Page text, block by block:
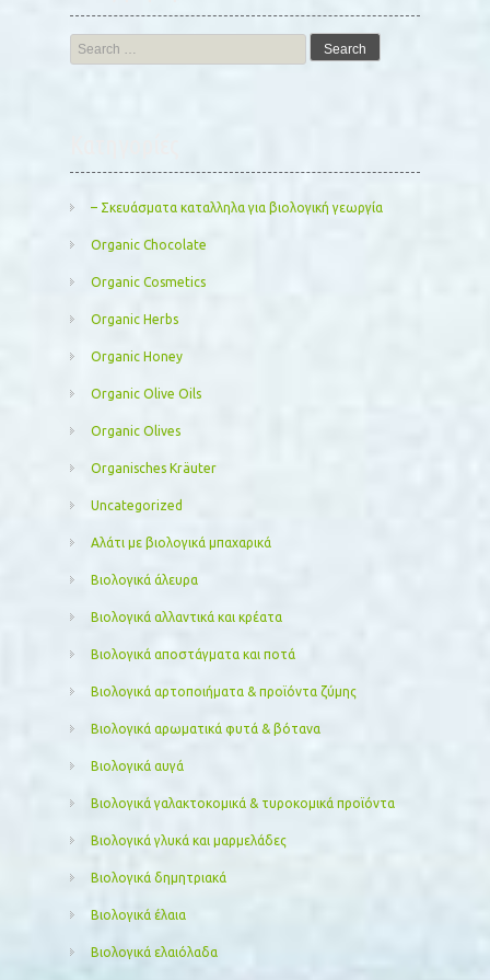
Search
for:
– Σκευάσματα καταλληλα για βιολογική γεωργία
Organic Chocolate
Organic Cosmetics
Organic Herbs
Organic Honey
Organic Olive Oils
Organic Olives
Organisches Kräuter
Uncategorized
Αλάτι με βιολογικά μπαχαρικά
Βιολογικά άλευρα
Βιολογικά αλλαντικά και κρέατα
Βιολογικά αποστάγματα και ποτά
Βιολογικά αρτοποιήματα & προϊόντα ζύμης
Βιολογικά αρωματικά φυτά & βότανα
Βιολογικά αυγά
Βιολογικά γαλακτοκομικά & τυροκομικά προϊόντα
Βιολογικά γλυκά και μαρμελάδες
Βιολογικά δημητριακά
Βιολογικά έλαια
Βιολογικά ελαιόλαδα